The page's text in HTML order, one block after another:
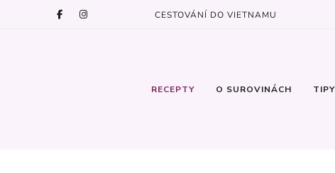
CESTOVÁNÍ DO VIETNAMU
RECEPTY O SUROVINÁCH